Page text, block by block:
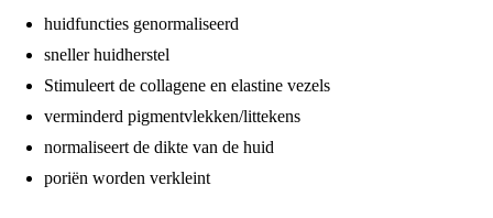
huidfuncties genormaliseerd
sneller huidherstel
Stimuleert de collagene en elastine vezels
verminderd pigmentvlekken/littekens
normaliseert de dikte van de huid
poriën worden verkleint